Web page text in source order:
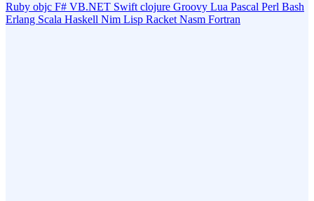
Ruby objc F# VB.NET Swift clojure Groovy Lua Pascal Perl Bash
Erlang Scala Haskell Nim Lisp Racket Nasm Fortran